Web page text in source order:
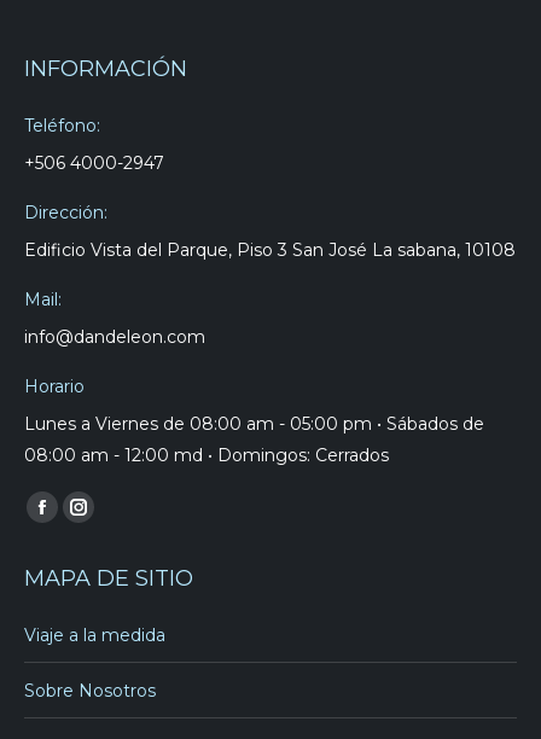
INFORMACIÓN
Teléfono:
+506 4000-2947
Dirección:
Edificio Vista del Parque, Piso 3 San José La sabana, 10108
Mail:
info@dandeleon.com
Horario
Lunes a Viernes de 08:00 am - 05:00 pm • Sábados de
08:00 am - 12:00 md • Domingos: Cerrados
Find us on:
Facebook
opens
new
Instagram
opens
new
MAPA DE SITIO
Viaje a la medida
Sobre Nosotros